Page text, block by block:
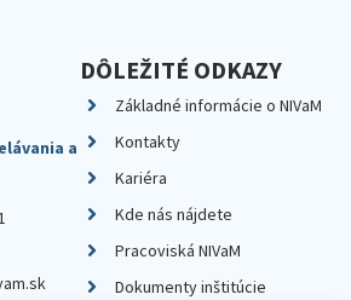
a
DÔLEŽITÉ ODKAZY
Základné informácie o NIVaM
Kontakty
Kariéra
Kde nás nájdete
Pracoviská NIVaM
Dokumenty inštitúcie